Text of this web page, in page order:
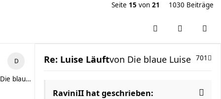
Seite 15 von 21 1030 Beiträge
Die blaue Luise
Re: Luise Läuft 701
von Die blaue Luise
RaviniII hat geschrieben: